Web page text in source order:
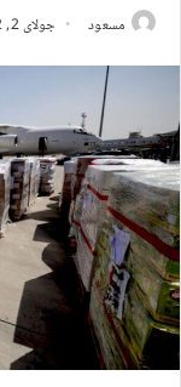
مسعود جولای 2, 2022